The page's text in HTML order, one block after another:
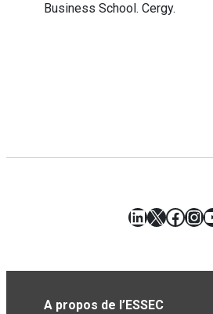
Business School. Cergy.
LinkedIn
X
A propos de l’ESSEC